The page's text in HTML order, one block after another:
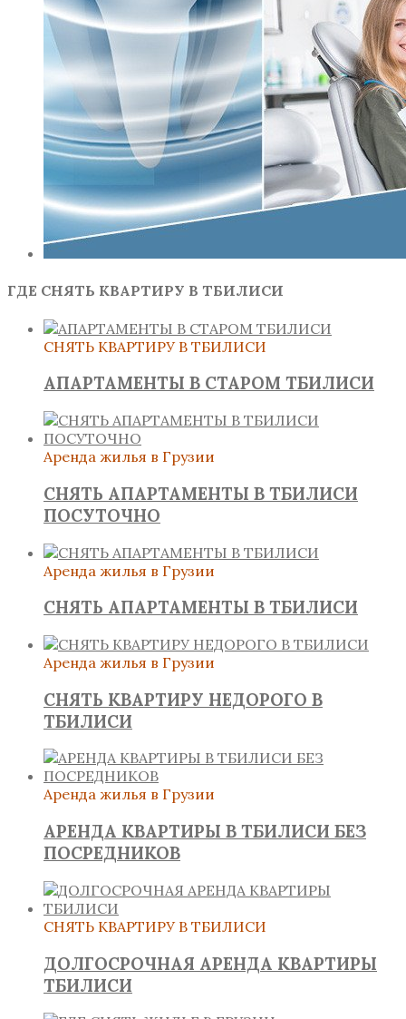
ГДЕ СНЯТЬ КВАРТИРУ В ТБИЛИСИ
СНЯТЬ КВАРТИРУ В ТБИЛИСИ
АПАРТАМЕНТЫ В СТАРОМ ТБИЛИСИ
Аренда жилья в Грузии
СНЯТЬ АПАРТАМЕНТЫ В ТБИЛИСИ
ПОСУТОЧНО
Аренда жилья в Грузии
СНЯТЬ АПАРТАМЕНТЫ В ТБИЛИСИ
Аренда жилья в Грузии
СНЯТЬ КВАРТИРУ НЕДОРОГО В
ТБИЛИСИ
Аренда жилья в Грузии
АРЕНДА КВАРТИРЫ В ТБИЛИСИ БЕЗ
ПОСРЕДНИКОВ
СНЯТЬ КВАРТИРУ В ТБИЛИСИ
ДОЛГОСРОЧНАЯ АРЕНДА КВАРТИРЫ
ТБИЛИСИ